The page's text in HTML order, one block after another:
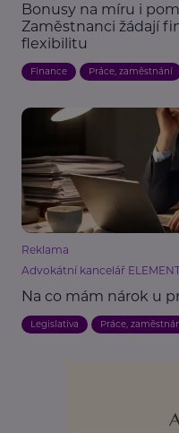
Bonusy na míru i
Zaměstnanci žádají
flexibilitu
Finance Práce, zaměstnání
Reklama
Advokátní kancelář
Na co mám nárok u
Legislativa Práce,